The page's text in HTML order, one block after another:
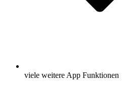
viele weitere App Funktionen